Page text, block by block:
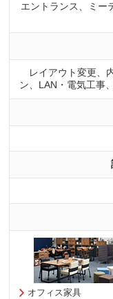
エントランス、ミー
レイアウト変更、
ン、LAN・電気工事
オフィス家具